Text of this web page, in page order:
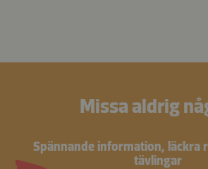
Missa aldrig
Spännande information, läckra
tävlingar